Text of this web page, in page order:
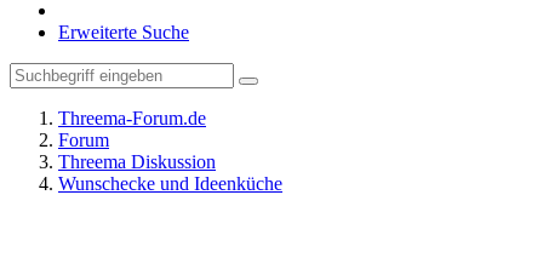
Erweiterte Suche
Threema-Forum.de
Forum
Threema Diskussion
Wunschecke und Ideenküche